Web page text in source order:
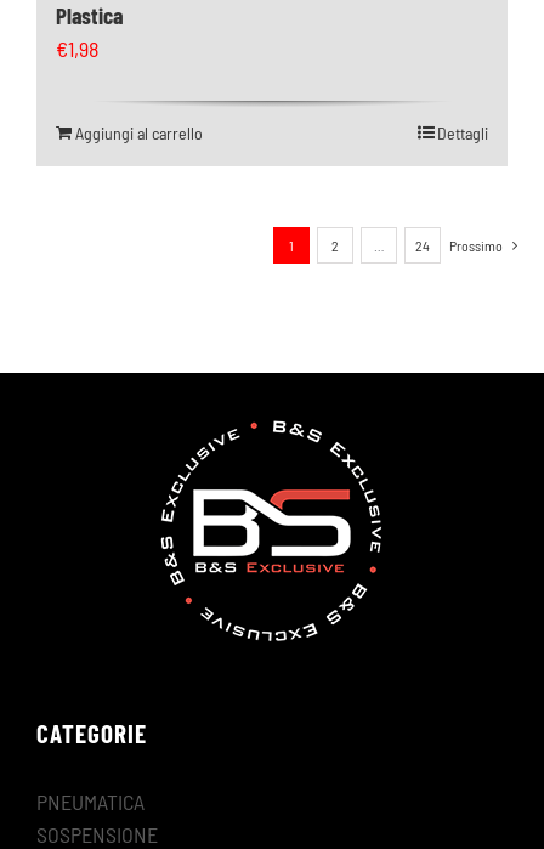
Plastica
€1,98
Aggiungi al carrello Dettagli
1 2 24 Prossimo
CATEGORIE
PNEUMATICA
SOSPENSIONE